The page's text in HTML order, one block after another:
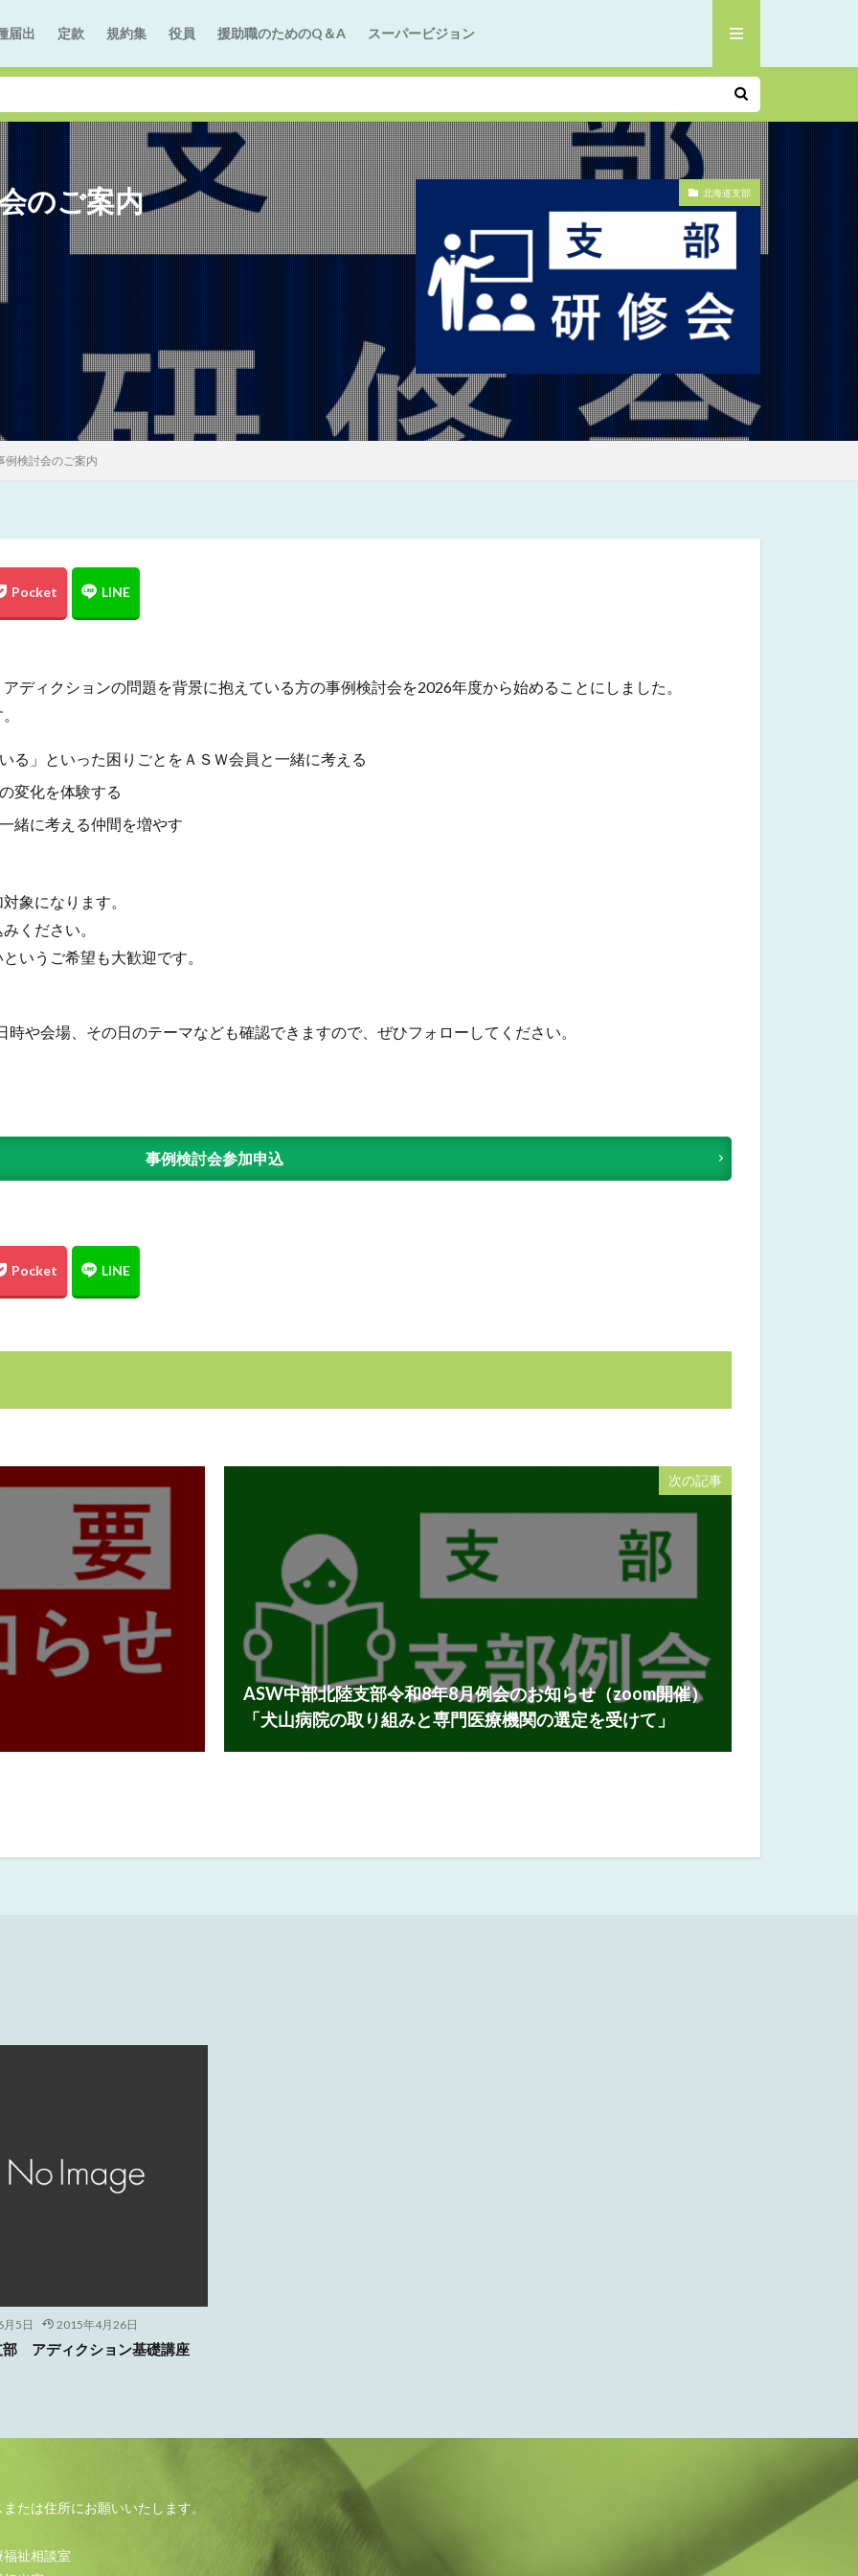
届出 定款 規約集 役員 援助職のためのQ＆A スーパービジョン
のご案内 北海道支部
例検討会のご案内
ィクションの問題を背景に抱えている方の事例検討会を2026年度から始めることにしました。
る」といった困りごとをＡＳＷ会員と一緒に考える
変化を体験する
緒に考える仲間を増やす
象になります。
ください。
いうご希望も大歓迎です。
や会場、その日のテーマなども確認できますので、ぜひフォローしてください。
事例検討会参加申込
次の記事
ASW中部北陸支部令和8年8月例会のお知らせ（zoom開催）
「犬山病院の取り組みと専門医療機関の選定を受けて」
5日 2015年4月26日
部 アディクション基礎講座
たは住所にお願いいたします。
祉相談室